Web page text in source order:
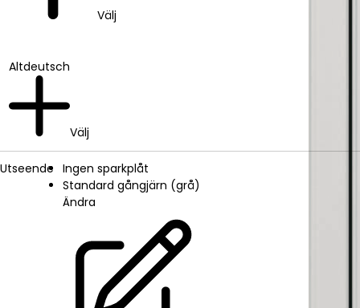
Välj
Altdeutsch
Välj
Utseende
Ingen sparkplåt
Standard gångjärn (grå)
Ändra